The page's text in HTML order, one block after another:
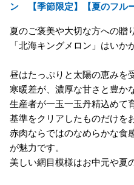
ン 【季節限定】【夏のフルー
夏のご褒美や大切な方への贈
「北海キングメロン」はいか
昼はたっぷりと太陽の恵みを
寒暖差が、濃厚な甘さと豊か
生産者が一玉一玉丹精込めて
基準をクリアしたものだけを
赤肉ならではのなめらかな食
が魅力です。
美しい網目模様はお中元や夏